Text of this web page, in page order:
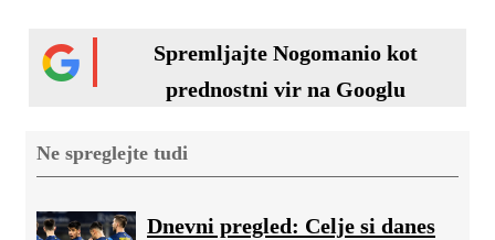
Spremljajte Nogomanio kot
prednostni vir na Googlu
Ne spreglejte tudi
Dnevni pregled: Celje si danes